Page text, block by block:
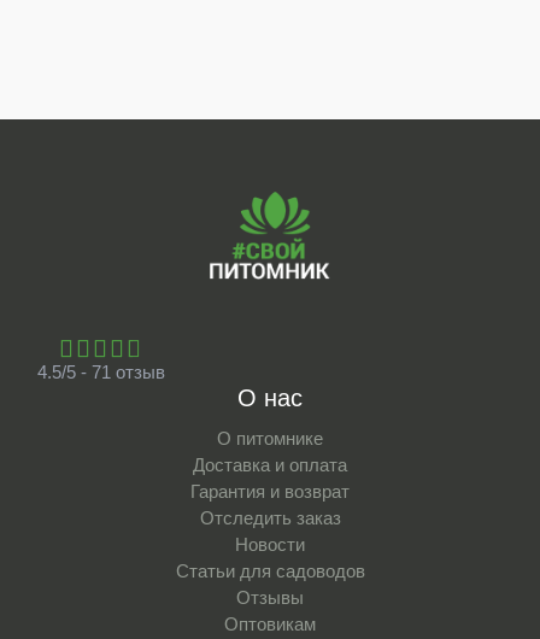
4.5/5 - 71 отзыв
О нас
О питомнике
Доставка и оплата
Гарантия и возврат
Отследить заказ
Новости
Статьи для садоводов
Отзывы
Оптовикам